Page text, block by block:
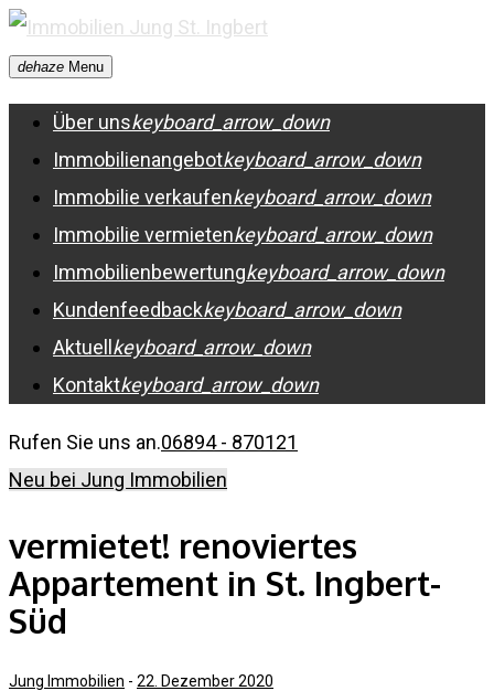
Skip
to
content
dehaze Menu
Über unskeyboard_arrow_down
Immobilienangebotkeyboard_arrow_down
Immobilie verkaufenkeyboard_arrow_down
Immobilie vermietenkeyboard_arrow_down
Immobilienbewertungkeyboard_arrow_down
Kundenfeedbackkeyboard_arrow_down
Aktuell keyboard_arrow_down
Kontaktkeyboard_arrow_down
Rufen Sie uns an.06894 - 870121
Neu bei Jung Immobilien
vermietet! renoviertes
Appartement in St. Ingbert-
Süd
Jung Immobilien - 22. Dezember 2020